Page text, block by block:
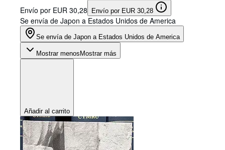
Envío por EUR 30,28
Envío por EUR 30,28
Se envía de Japon a Estados Unidos de America
Se envía de Japon a Estados Unidos de America
Mostrar menos Mostrar más
Añadir al carrito